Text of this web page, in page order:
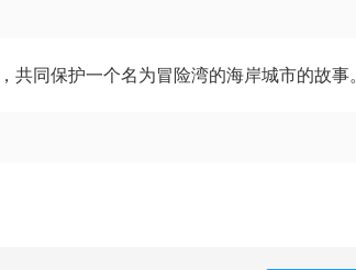
共同保护一个名为冒险湾的海岸城市的故事